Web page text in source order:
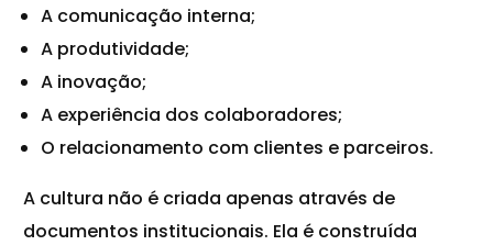
A comunicação interna;
A produtividade;
A inovação;
A experiência dos colaboradores;
O relacionamento com clientes e parceiros.
A cultura não é criada apenas através de
documentos institucionais. Ela é construída